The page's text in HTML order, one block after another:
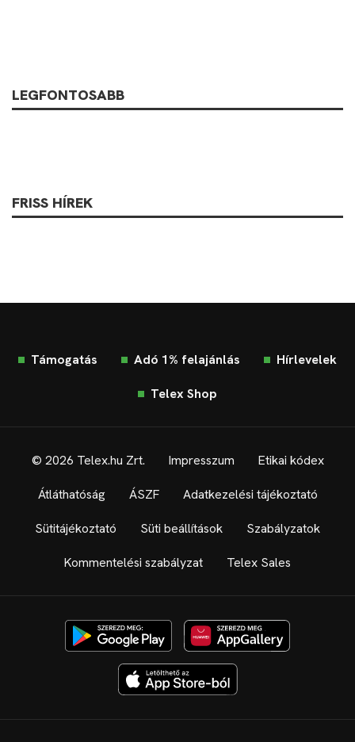
LEGFONTOSABB
FRISS HÍREK
Támogatás Adó 1% felajánlás Hírlevelek
Telex Shop
© 2026 Telex.hu Zrt. Impresszum Etikai kódex
Átláthatóság ÁSZF Adatkezelési tájékoztató
Sütitájékoztató Süti beállítások Szabályzatok
Kommentelési szabályzat Telex Sales